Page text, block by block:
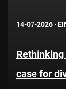
14-07-2026 ·
case for